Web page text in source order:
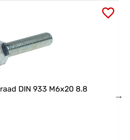
DIN 933 M6x20 8.8